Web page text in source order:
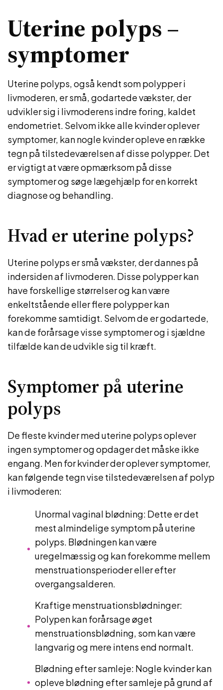
Uterine polyps –
symptomer
Uterine polyps, også kendt som polypper i
livmoderen, er små, godartede vækster, der
udvikler sig i livmoderens indre foring, kaldet
endometriet. Selvom ikke alle kvinder oplever
symptomer, kan nogle kvinder opleve en række
tegn på tilstedeværelsen af ​​disse polypper. Det
er vigtigt at være opmærksom på disse
symptomer og søge lægehjælp for en korrekt
diagnose og behandling.
Hvad er uterine polyps?
Uterine polyps er små vækster, der dannes på
indersiden af livmoderen. Disse polypper kan
have forskellige størrelser og kan være
enkeltstående eller flere polypper kan
forekomme samtidigt. Selvom de er godartede,
kan de forårsage visse symptomer og i sjældne
tilfælde kan de udvikle sig til kræft.
Symptomer på uterine
polyps
De fleste kvinder med uterine polyps oplever
ingen symptomer og opdager det måske ikke
engang. Men for kvinder der oplever symptomer,
kan følgende tegn vise tilstedeværelsen af ​​polyp
i livmoderen:
Unormal vaginal blødning: Dette er det
mest almindelige symptom på uterine
polyps. Blødningen kan være
uregelmæssig og kan forekomme mellem
menstruationsperioder eller efter
overgangsalderen.
Kraftige menstruationsblødninger:
Polypen kan forårsage øget
menstruationsblødning, som kan være
langvarig og mere intens end normalt.
Blødning efter samleje: Nogle kvinder kan
opleve blødning efter samleje på grund af